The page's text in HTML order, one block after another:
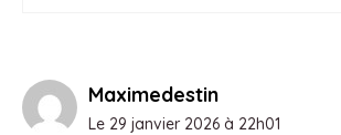
Maximedestin
Le 29 janvier 2026 à 22h01